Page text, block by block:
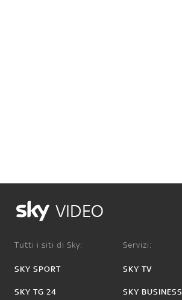
VIDEO
Tutti i siti di Sky:
SKY SPORT
SKY TG 24
Servizi:
SKY TV
SKY BUSINESS